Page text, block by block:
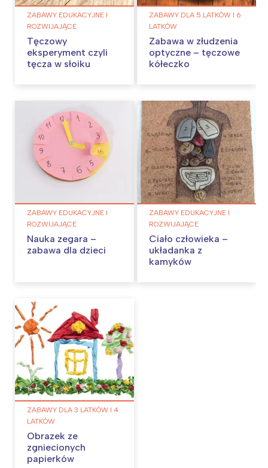
ZABAWY EDUKACYJNE I
ROZWIJAJĄCE
Tęczowy
eksperyment czyli
tęcza w słoiku
ZABAWY DLA 5 LATKÓW I 6
LATKÓW
Zabawa w złudzenia
optyczne – tęczowe
kółeczko
ZABAWY EDUKACYJNE I
ROZWIJAJĄCE
Nauka zegara –
zabawa dla dzieci
ZABAWY EDUKACYJNE I
ROZWIJAJĄCE
Ciało człowieka –
układanka z
kamyków
ZABAWY DLA 3 LATKÓW I 4
LATKÓW
Obrazek ze
zgniecionych
papierków